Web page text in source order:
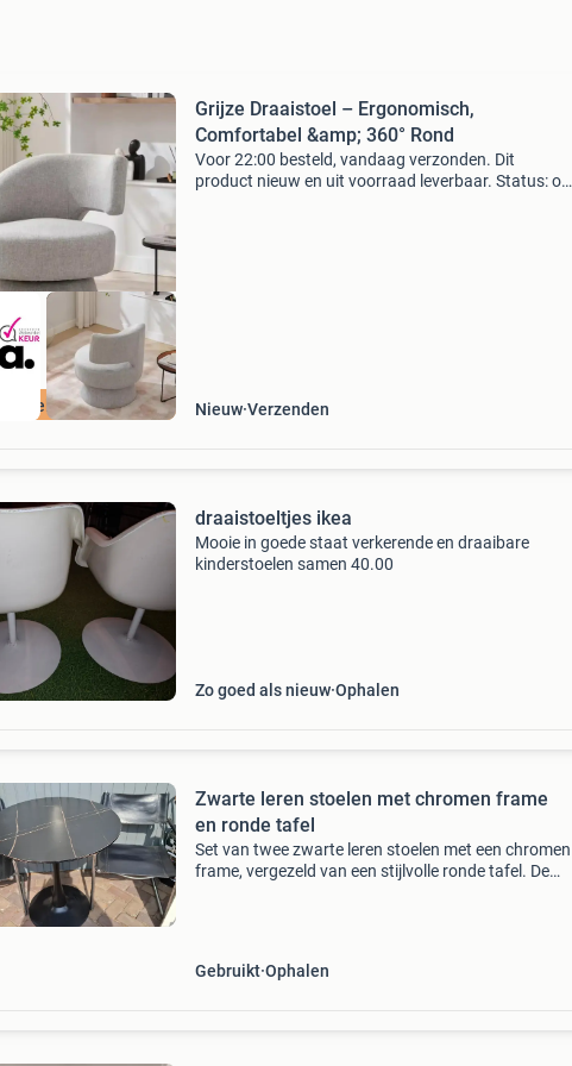
met 9+
Grijze Draaistoel – Ergonomisch,
Comfortabel &amp; 360° Rond
Voor 22:00 besteld, vandaag verzonden. Dit
product nieuw en uit voorraad leverbaar. Status: op
Nieuw Verzenden
draaistoeltjes ikea
Mooie in goede staat verkerende en draaibare
kinderstoelen samen 40.00
Zo goed als nieuw Ophalen
Zwarte leren stoelen met chromen frame
en ronde tafel
Set van twee zwarte leren stoelen met een chromen
frame, vergezeld van een stijlvolle ronde tafel. De
Gebruikt Ophalen